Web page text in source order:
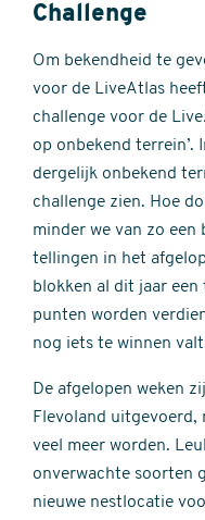
Challenge
Om bekendheid te
voor de LiveAtlas
challenge voor de
op onbekend terrein’.
dergelijk onbekend
challenge zien. Hoe
minder we van zo
tellingen in het
blokken al dit jaar
punten worden
nog iets te winnen
De afgelopen weken
Flevoland uitgevoerd,
veel meer worden.
onverwachte soorten
nieuwe nestlocatie